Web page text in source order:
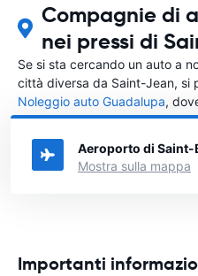
Compagnie di
nei pressi di
Se si sta cercando un auto a
città diversa da Saint-Jean, si
Noleggio auto Guadalupa,
città in Guadalupa si vuole
Aeroporto di Saint-
Mostra sulla mappa
Importanti